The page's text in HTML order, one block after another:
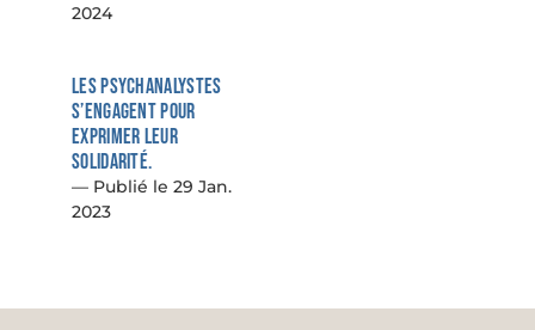
2024
Les psychanalystes
s’engagent pour
exprimer leur
solidarité.
29 Jan.
2023